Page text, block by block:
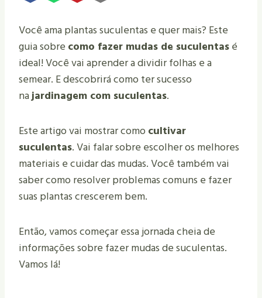
Você ama plantas suculentas e quer mais? Este
guia sobre como fazer mudas de suculentasé
ideal! Você vai aprender a dividir folhas e a
semear. E descobrirá como ter sucesso
najardinagem com suculentas.
Este artigo vai mostrar comocultivar
suculentas. Vai falar sobre escolher os melhores
materiais e cuidar das mudas. Você também vai
saber como resolver problemas comuns e fazer
suas plantas crescerem bem.
Então, vamos começar essa jornada cheia de
informações sobre fazer mudas de suculentas.
Vamos lá!